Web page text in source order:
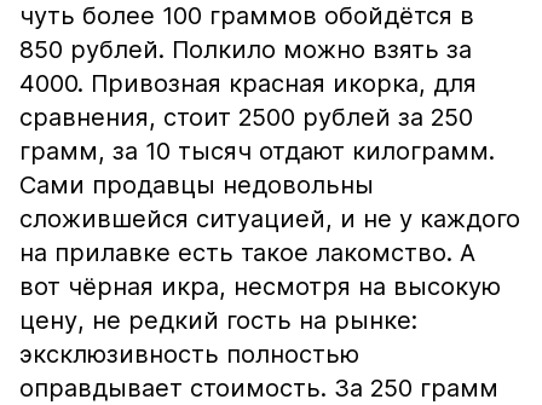
чуть более 100 граммов обойдётся в
850 рублей. Полкило можно взять за
4000. Привозная красная икорка, для
сравнения, стоит 2500 рублей за 250
грамм, за 10 тысяч отдают килограмм.
Сами продавцы недовольны
сложившейся ситуацией, и не у каждого
на прилавке есть такое лакомство. А
вот чёрная икра, несмотря на высокую
цену, не редкий гость на рынке:
эксклюзивность полностью
оправдывает стоимость. За 250 грамм